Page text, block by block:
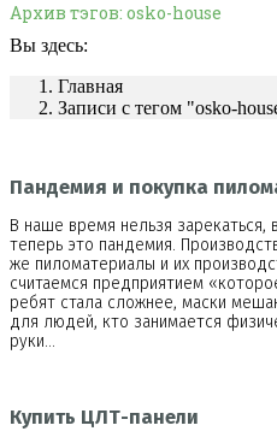
Архив тэгов: osko-house
Вы здесь:
Главная
Записи с тегом "osko-
Пандемия и покупка
В наше время нельзя зарекаться,
теперь это пандемия.
же пиломатериалы и их
считаемся предприятием
ребят стала сложнее, маски
для людей, кто занимается
руки…
Купить ЦЛТ-панели